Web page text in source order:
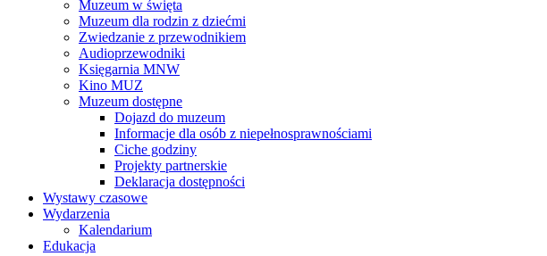
Muzeum w święta
Muzeum dla rodzin z dziećmi
Zwiedzanie z przewodnikiem
Audioprzewodniki
Księgarnia MNW
Kino MUZ
Muzeum dostępne
Dojazd do muzeum
Informacje dla osób z niepełnosprawnościami
Ciche godziny
Projekty partnerskie
Deklaracja dostępności
Wystawy czasowe
Wydarzenia
Kalendarium
Edukacja